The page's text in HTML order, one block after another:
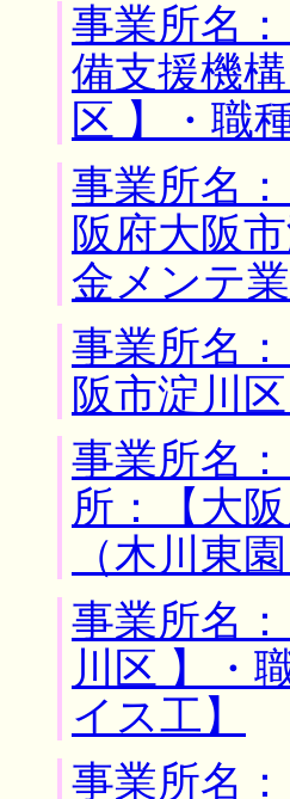
事業所名
備支援機
区 】・職
事業所名
阪府大阪
金メンテ業
事業所名
阪市淀川
事業所名
所：【大
（木川東園
事業所名
川区 】・
イス工】
事業所名